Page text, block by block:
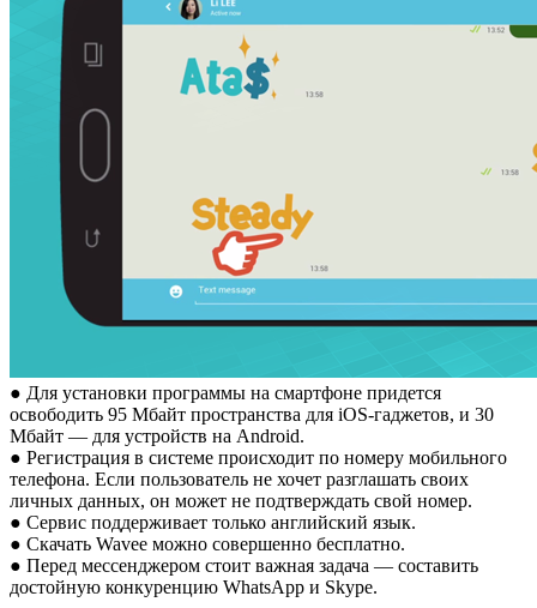
● Для установки программы на смартфоне придется
освободить 95 Мбайт пространства для iOS-гаджетов, и 30
Мбайт — для устройств на Android.
● Регистрация в системе происходит по номеру мобильного
телефона. Если пользователь не хочет разглашать своих
личных данных, он может не подтверждать свой номер.
● Сервис поддерживает только английский язык.
● Скачать Wavee можно совершенно бесплатно.
● Перед мессенджером стоит важная задача — составить
достойную конкуренцию WhatsApp и Skype.